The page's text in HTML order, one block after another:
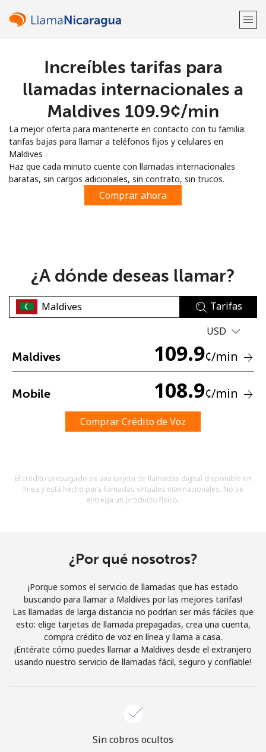
¡Bienvenido!
Regístrate con
o
No se ha creado una contraseña
Una letra mayúscula y una minúscula
Un caracter especial
Términos y condiciones.
Únete
¡Hola!
Inicia sesión oREGÍSTRATE →
Increíbles tarifas para
llamadas internacionales a
Maldives ⁦109.9¢⁩/min
La mejor oferta para mantenerte en contacto con tu familia:
tarifas bajas para llamar a teléfonos fijos y celulares en
Maldives
Haz que cada minuto cuente con llamadas internacionales
baratas, sin cargos adicionales, sin contrato, sin trucos.
Comprar ahora
¿A dónde deseas llamar?
Tarifas
USD
Maldives 109.9¢/min
Mobile 108.9¢/min
Comprar Crédito de Voz
El crédito prepagado es una tarjeta de llamadas digital disponible en
línea y está hecho para llamadas virtuales internacionales. No se
entrega un producto físico.
¿Por qué nosotros?
¡Porque somos el servicio de llamadas que has estado
buscando para llamar a Maldives por las mejores tarifas!
Las llamadas de larga distancia no podrían ser más fáciles que
esto: elige tarjetas de llamada prepagadas, crea una cuenta,
compra crédito de voz en línea y llama a casa.
¡Entérate cómo puedes llamar a Maldives desde el extranjero
usando nuestro servicio de llamadas fácil, seguro y confiable!
Sin cobros ocultos